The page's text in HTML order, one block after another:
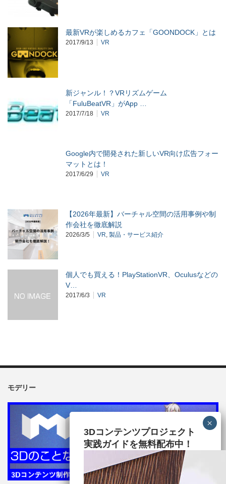
最新VRが楽しめるカフェ「GOONDOCK」とは
2017/9/13 VR
新ジャンル！？VRリズムゲーム
「FuluBeatVR」がApp …
2017/7/18 VR
Google内で開発された新しいVR向け広告フォー
マットとは！
2017/6/29 VR
【2026年最新】バーチャル空間の活用事例や制
作会社を徹底解説
2026/3/5 VR, 製品・サービス紹介
個人でも買える！PlayStationVR、Oculusなどの
V…
2017/6/3 VR
モデリー
3Dコンテンツプロジェクト
実践ガイドを無料配布中！